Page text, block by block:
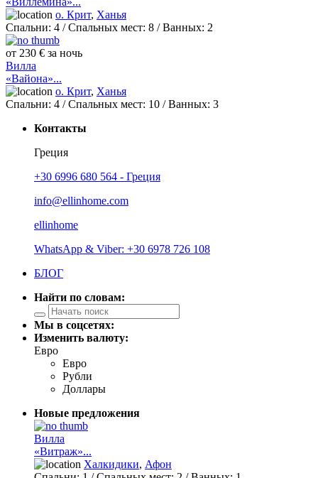
о. Крит, Ханья
Спальни: 4 / Спальных мест: 8 /Ванных: 2
от 230 € за ночь
Вилла
«Вайона»...
о. Крит, Ханья
Спальни: 4 / Спальных мест: 10 /Ванных: 3
Контакты
Греция
+30 6996 680 564 - Греция
info@ellinhome.com
ellinhome
WhatsApp & Viber: +30 6978 726 108
БЛОГ
Найти по словам:
Мы в соцсетях:
Изменить валюту:
Евро
Евро
Рубли
Доллары
Новые предложения
Вилла
«Витраж»...
Халкидики, Афон